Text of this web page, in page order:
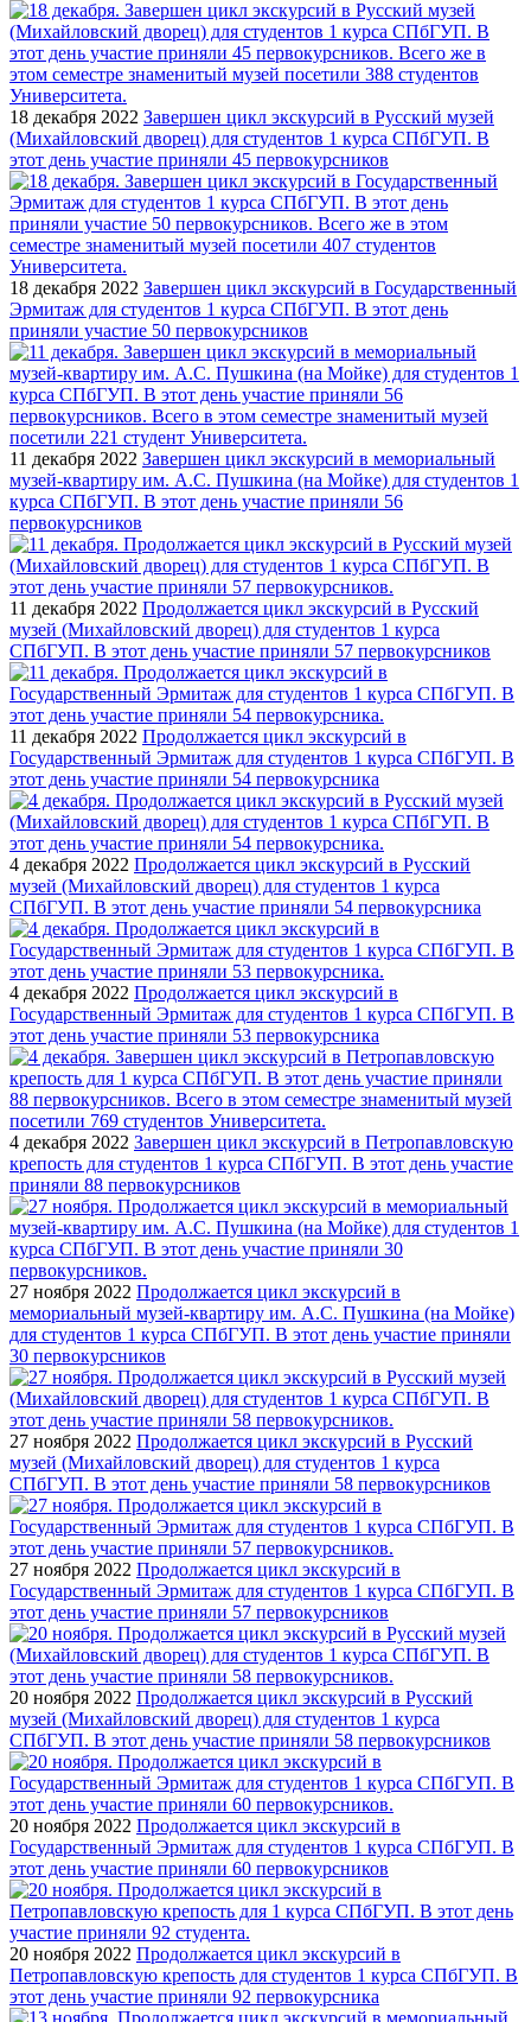
18 декабря 2022 Завершен цикл экскурсий в Русский музей
(Михайловский дворец) для студентов 1 курса СПбГУП. В
этот день участие приняли 45 первокурсников
18 декабря 2022 Завершен цикл экскурсий в Государственный
Эрмитаж для студентов 1 курса СПбГУП. В этот день
приняли участие 50 первокурсников
11 декабря 2022 Завершен цикл экскурсий в мемориальный
музей-квартиру им. А.С. Пушкина (на Мойке) для студентов 1
курса СПбГУП. В этот день участие приняли 56
первокурсников
11 декабря 2022 Продолжается цикл экскурсий в Русский
музей (Михайловский дворец) для студентов 1 курса
СПбГУП. В этот день участие приняли 57 первокурсников
11 декабря 2022 Продолжается цикл экскурсий в
Государственный Эрмитаж для студентов 1 курса СПбГУП. В
этот день участие приняли 54 первокурсника
4 декабря 2022 Продолжается цикл экскурсий в Русский
музей (Михайловский дворец) для студентов 1 курса
СПбГУП. В этот день участие приняли 54 первокурсника
4 декабря 2022 Продолжается цикл экскурсий в
Государственный Эрмитаж для студентов 1 курса СПбГУП. В
этот день участие приняли 53 первокурсника
4 декабря 2022 Завершен цикл экскурсий в Петропавловскую
крепость для студентов 1 курса СПбГУП. В этот день участие
приняли 88 первокурсников
27 ноября 2022 Продолжается цикл экскурсий в
мемориальный музей-квартиру им. А.С. Пушкина (на Мойке)
для студентов 1 курса СПбГУП. В этот день участие приняли
30 первокурсников
27 ноября 2022 Продолжается цикл экскурсий в Русский
музей (Михайловский дворец) для студентов 1 курса
СПбГУП. В этот день участие приняли 58 первокурсников
27 ноября 2022 Продолжается цикл экскурсий в
Государственный Эрмитаж для студентов 1 курса СПбГУП. В
этот день участие приняли 57 первокурсников
20 ноября 2022 Продолжается цикл экскурсий в Русский
музей (Михайловский дворец) для студентов 1 курса
СПбГУП. В этот день участие приняли 58 первокурсников
20 ноября 2022 Продолжается цикл экскурсий в
Государственный Эрмитаж для студентов 1 курса СПбГУП. В
этот день участие приняли 60 первокурсников
20 ноября 2022 Продолжается цикл экскурсий в
Петропавловскую крепость для студентов 1 курса СПбГУП. В
этот день участие приняли 92 первокурсника